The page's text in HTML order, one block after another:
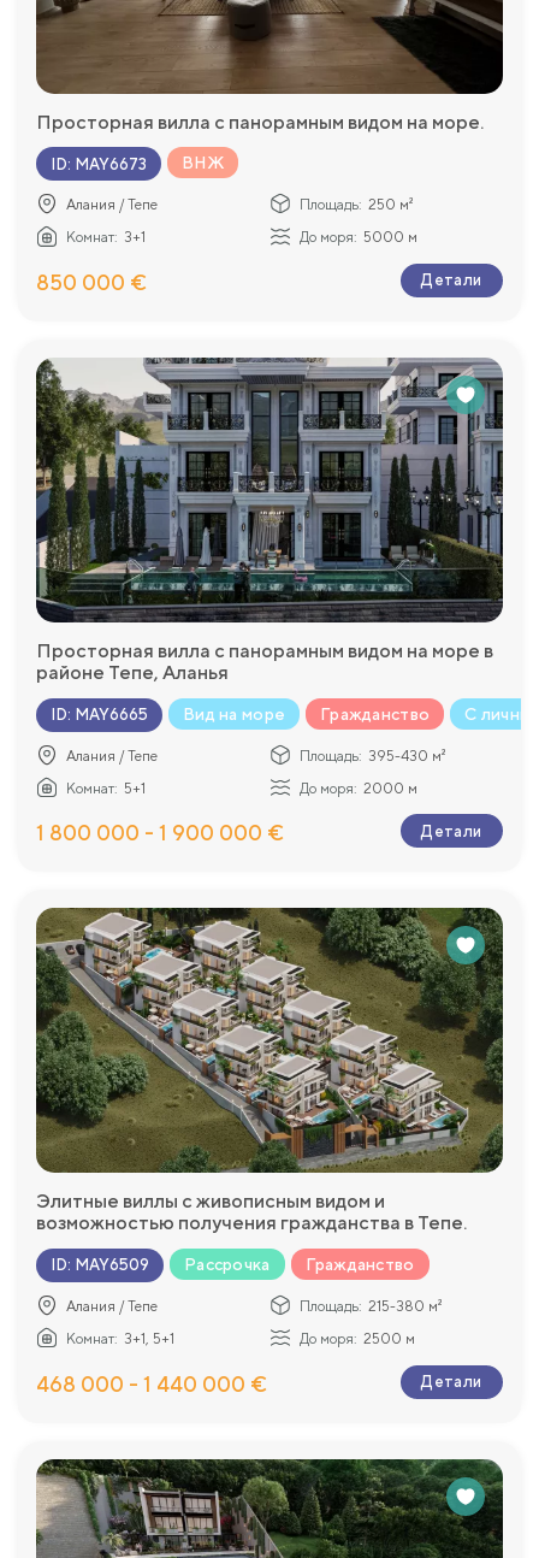
Просторная вилла с панорамным видом на море.
ID: MAY6673 ВНЖ
Алания / Тепе Площадь: 250 м²
Комнат: 3+1 До моря: 5000 м
850 000 € Детали
Просторная вилла с панорамным видом на море в
районе Тепе, Аланья
ID: MAY6665 Вид на море Гражданство С
Алания / Тепе Площадь: 395-430 м²
Комнат: 5+1 До моря: 2000 м
1 800 000 - 1 900 000 € Детали
Элитные виллы с живописным видом и
возможностью получения гражданства в Тепе.
ID: MAY6509 Рассрочка Гражданство
Алания / Тепе Площадь: 215-380 м²
Комнат: 3+1, 5+1 До моря: 2500 м
468 000 - 1 440 000 € Детали